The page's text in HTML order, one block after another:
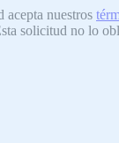
acepta nuestros
solicitud no lo